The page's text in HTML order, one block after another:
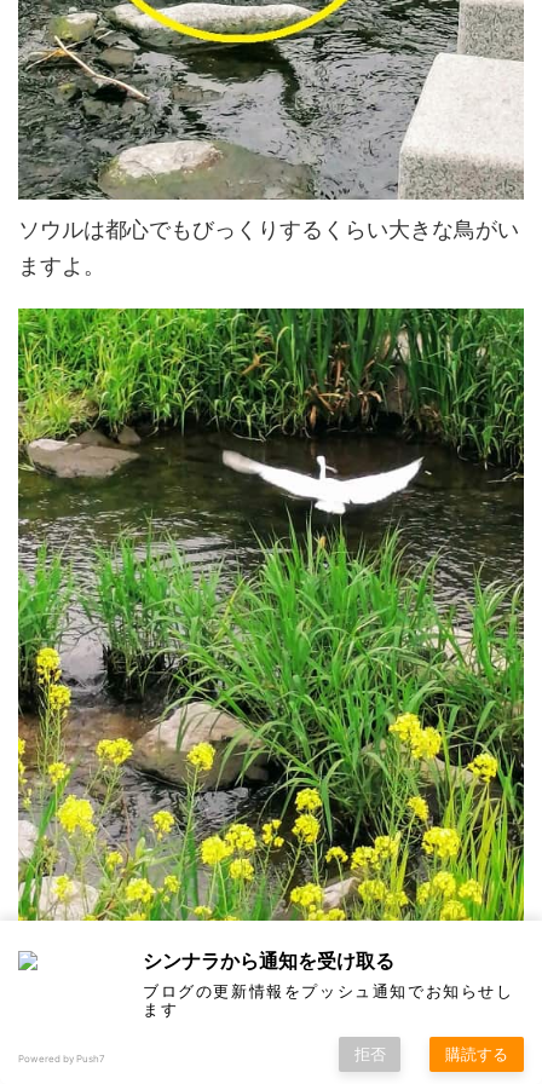
ソウルは都心でもびっくりするくらい大きな鳥がい
ますよ。
小川に沿って多くの橋があります。ほとんどの橋の
下には運動器具が設置されてます。雨に濡れないよ
シンナラから通知を受け取る
ブログの更新情報をプッシュ通知でお知らせし
ます
Powered by Push7 拒否 購読する